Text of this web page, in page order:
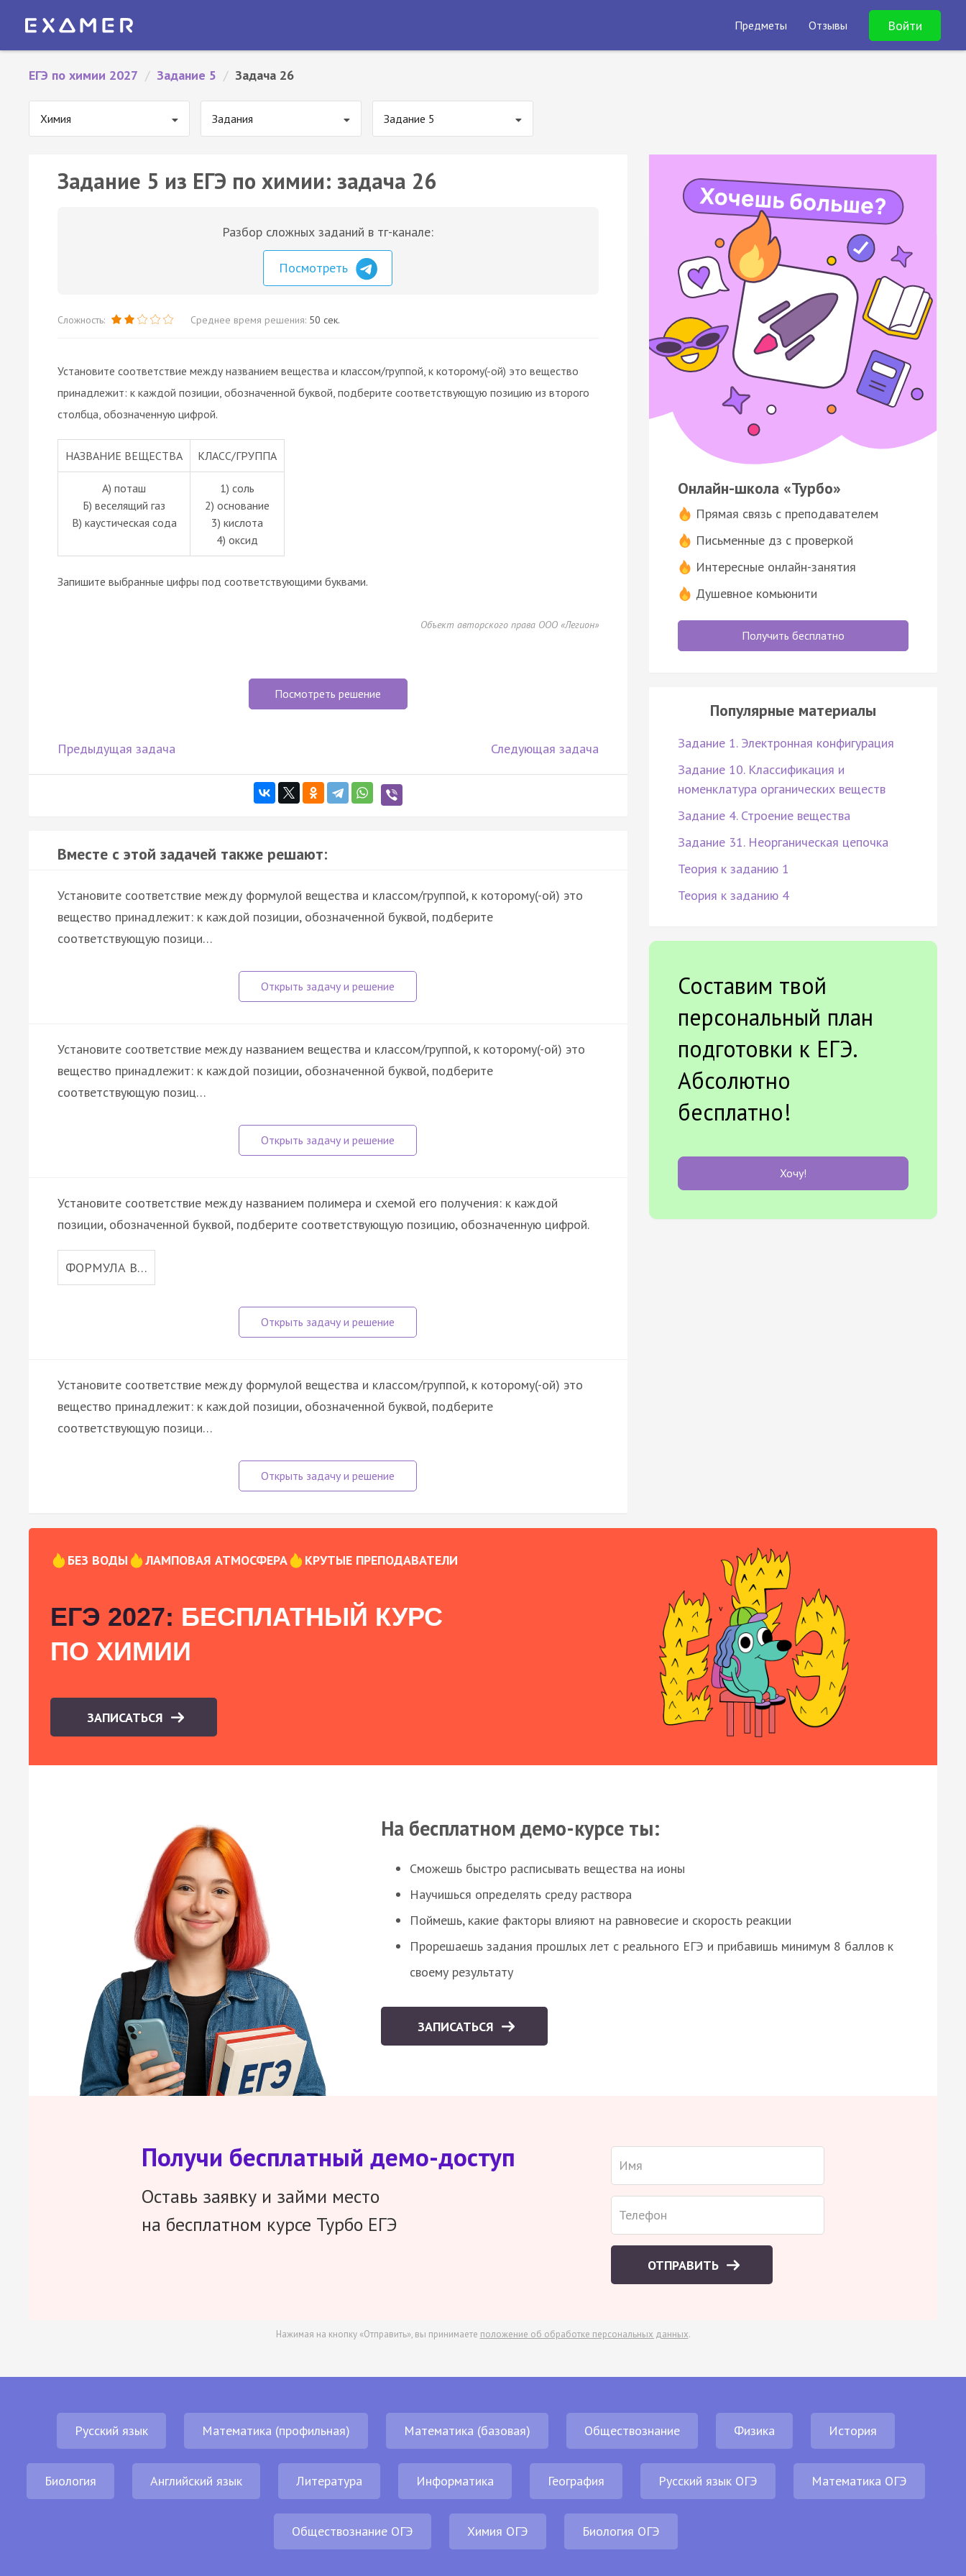
Предметы Отзывы Войти
ЕГЭ по химии 2027 / Задание 5 / Задача 26
Химия Задания Задание 5
Задание 5 из ЕГЭ по химии: задача 26
Разбор сложных заданий в тг-канале:
Посмотреть
Сложность: Среднее время решения: 50 сек.
Установите соответствие между названием вещества и классом/группой, к которому(-ой) это вещество
принадлежит: к каждой позиции, обозначенной буквой, подберите соответствующую позицию из второго
столбца, обозначенную цифрой.
НАЗВАНИЕ ВЕЩЕСТВА КЛАСС/ГРУППА
А) поташ
Б) веселящий газ
В) каустическая сода
1) соль
2) основание
3) кислота
4) оксид
Запишите выбранные цифры под соответствующими буквами.
Объект авторского права ООО «Легион»
Посмотреть решение
Предыдущая задача Следующая задача
Вместе с этой задачей также решают:
Установите соответствие между формулой вещества и классом/группой, к которому(-ой) это
вещество принадлежит: к каждой позиции, обозначенной буквой, подберите
соответствующую позици…
Установите соответствие между названием вещества и классом/группой, к которому(-ой) это
вещество принадлежит: к каждой позиции, обозначенной буквой, подберите
соответствующую позиц…
Установите соответствие между названием полимера и схемой его получения: к каждой
позиции, обозначенной буквой, подберите соответствующую позицию, обозначенную цифрой.
ФОРМУЛА В…
Установите соответствие между формулой вещества и классом/группой, к которому(-ой) это
вещество принадлежит: к каждой позиции, обозначенной буквой, подберите
соответствующую позици…
Онлайн-школа «Турбо»
Прямая связь с преподавателем
Письменные дз с проверкой
Интересные онлайн-занятия
Душевное комьюнити
Получить бесплатно
Популярные материалы
Задание 1. Электронная конфигурация
Задание 10. Классификация и
номенклатура органических веществ
Задание 4. Строение вещества
Задание 31. Неорганическая цепочка
Теория к заданию 1
Теория к заданию 4
Составим твой
персональный план
подготовки к ЕГЭ.
Абсолютно
бесплатно!
Хочу!
БЕЗ ВОДЫ ЛАМПОВАЯ АТМОСФЕРА КРУТЫЕ ПРЕПОДАВАТЕЛИ
ЕГЭ 2027: БЕСПЛАТНЫЙ КУРС
ПО ХИМИИ
ЗАПИСАТЬСЯ
На бесплатном демо-курсе ты:
Сможешь быстро расписывать вещества на ионы
Научишься определять среду раствора
Поймешь, какие факторы влияют на равновесие и скорость реакции
Прорешаешь задания прошлых лет с реального ЕГЭ и прибавишь минимум 8 баллов к
своему результату
ЗАПИСАТЬСЯ
Получи бесплатный демо-доступ
Оставь заявку и займи место
на бесплатном курсе Турбо ЕГЭ
ОТПРАВИТЬ
Нажимая на кнопку «Отправить», вы принимаете положение об обработке персональных данных.
Русский язык Математика (профильная) Математика (базовая) Обществознание Физика История
Биология Английский язык Литература Информатика География Русский язык ОГЭ Математика ОГЭ
Обществознание ОГЭ Химия ОГЭ Биология ОГЭ